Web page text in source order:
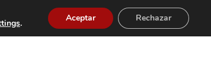
. Aceptar Rechazar